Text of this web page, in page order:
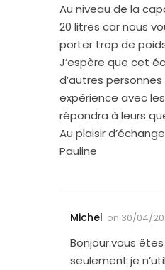
Au niveau de la
20 litres car nous
porter trop de
J’espère que cet
d’autres
expérience avec
répondra à leurs
Au plaisir
Pauline
Michel on 30/04/
Bonjour.vous
seulement je